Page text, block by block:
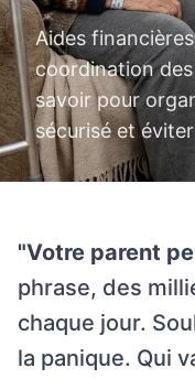
Aides
coordination
savoir pour
sécurisé et
"Votre parent
phrase, des
chaque jour.
la panique. Qui